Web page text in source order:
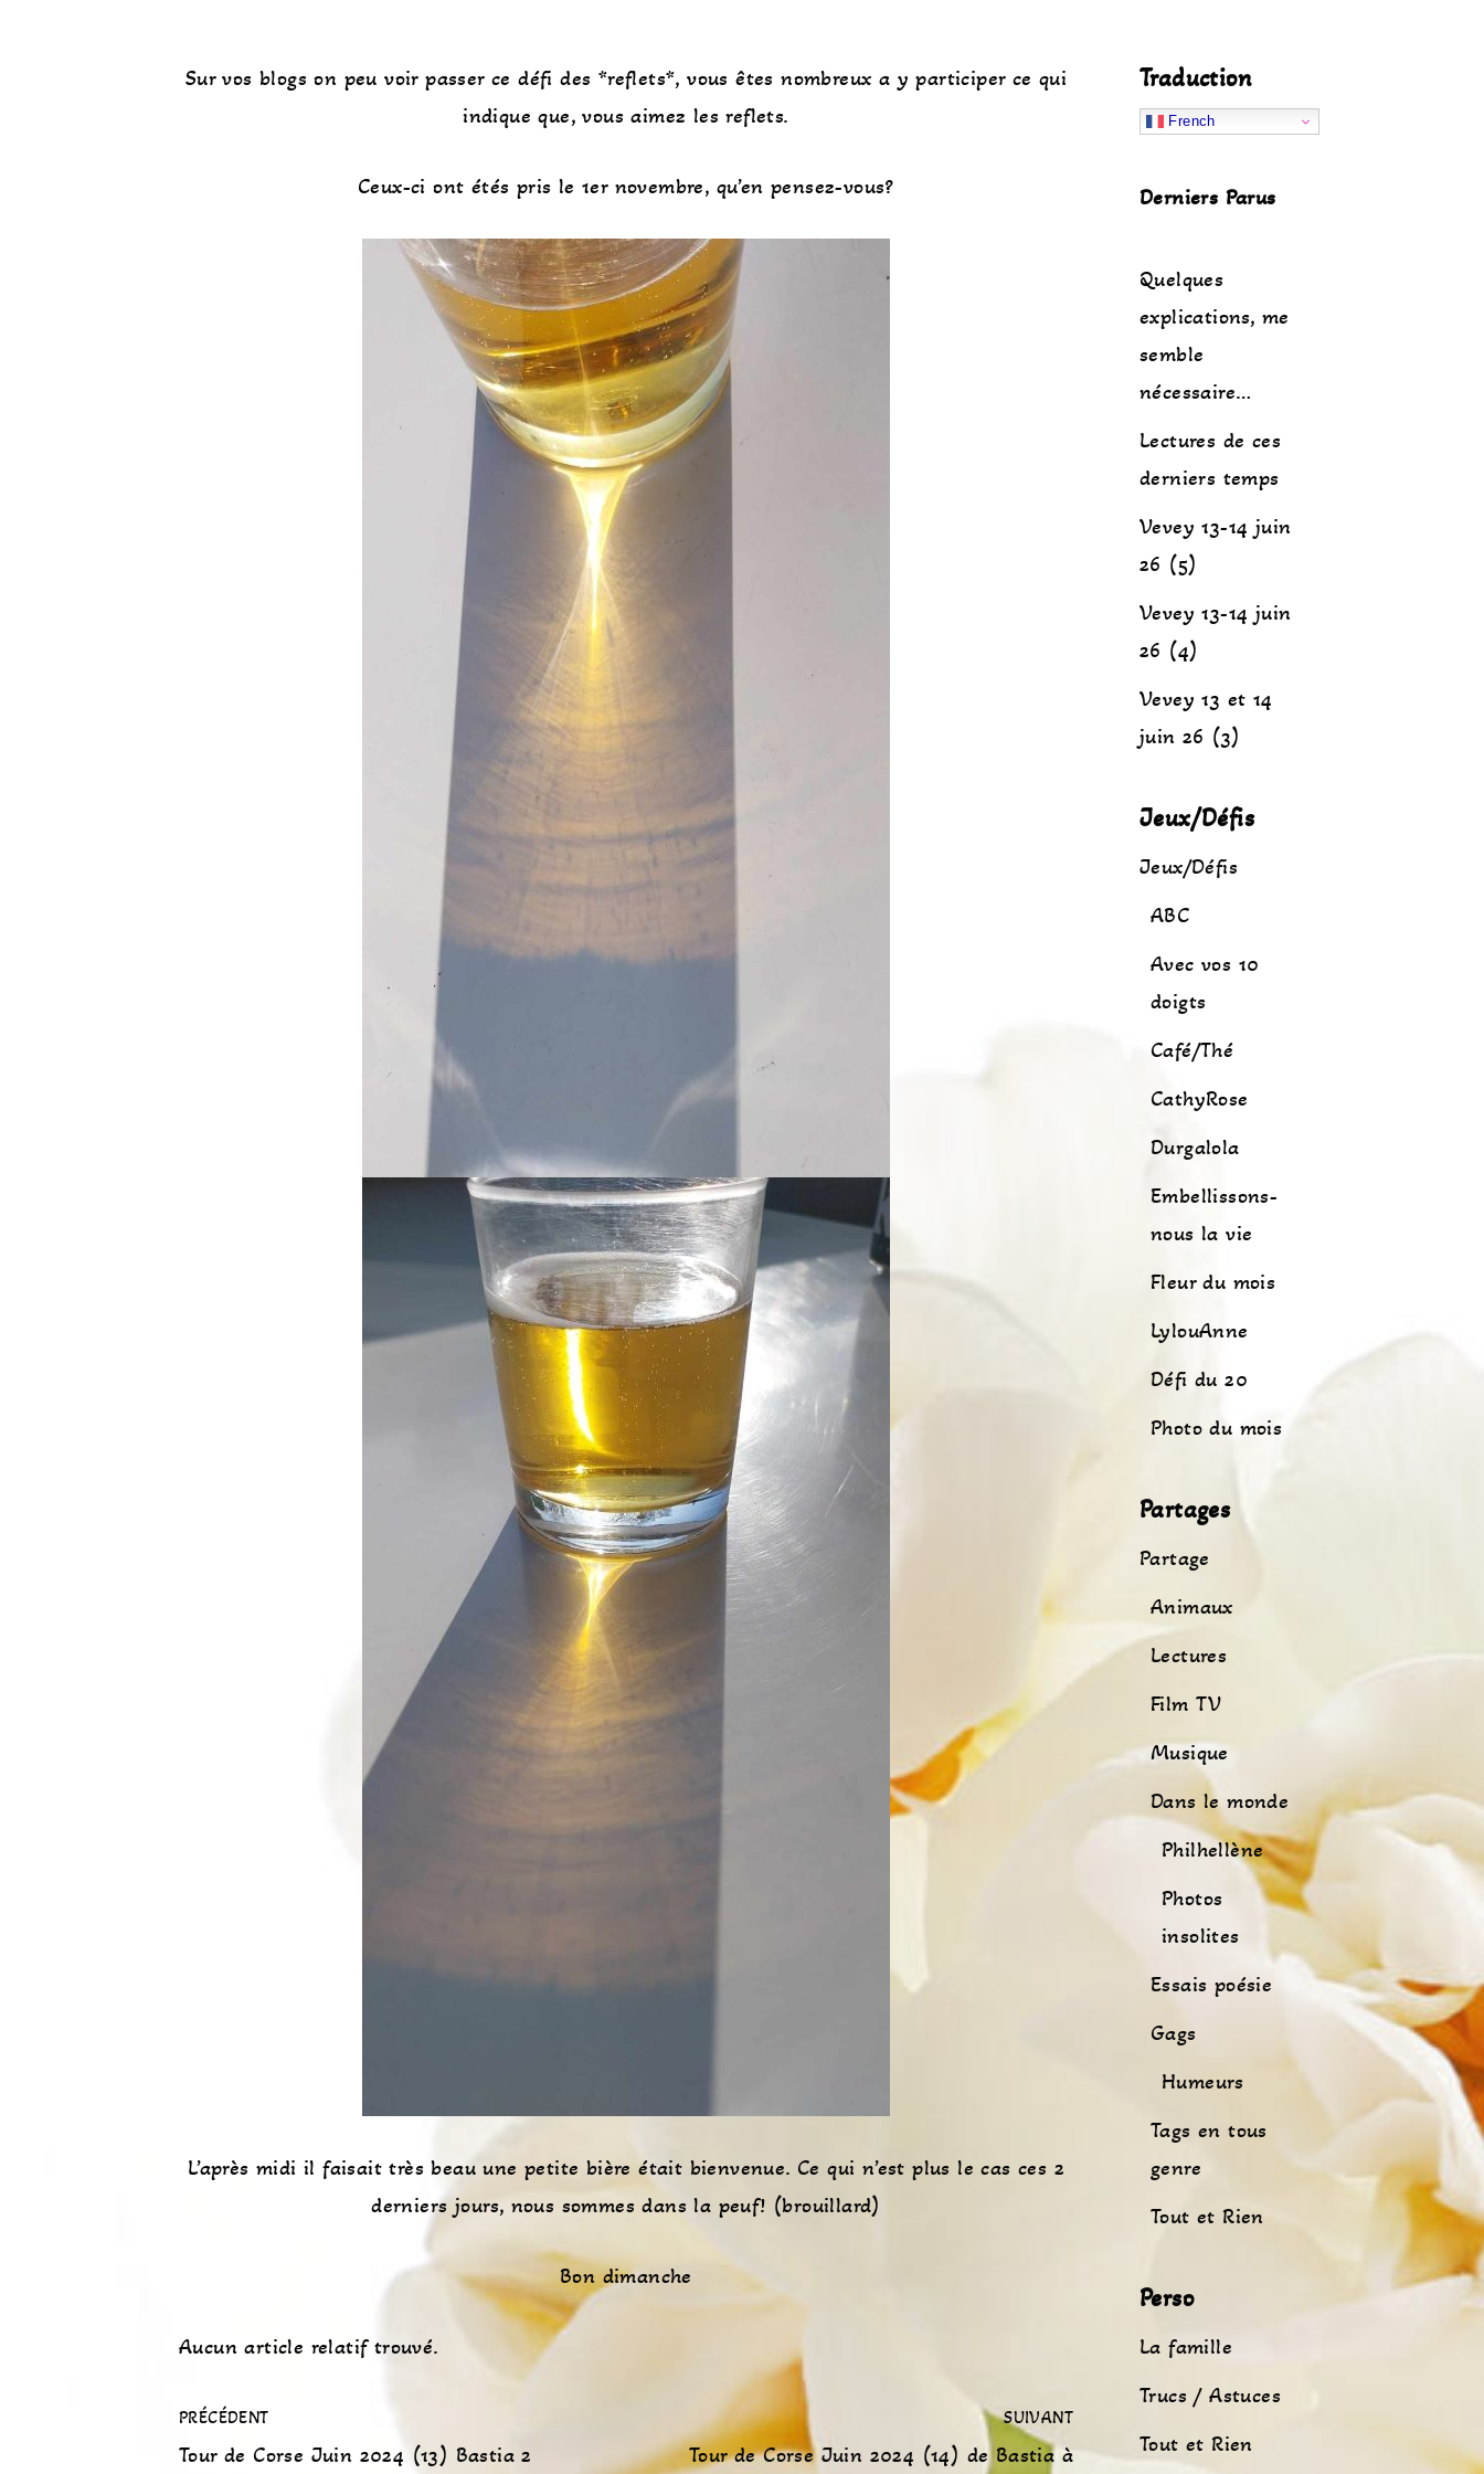
Sur vos blogs on peu voir passer ce défi des *reflets*, vous êtes nombreux a y participer ce qui
indique que, vous aimez les reflets.
Ceux-ci ont étés pris le 1er novembre, qu’en pensez-vous?
L’après midi il faisait très beau une petite bière était bienvenue. Ce qui n’est plus le cas ces 2
derniers jours, nous sommes dans la peuf! (brouillard)
Bon dimanche
Aucun article relatif trouvé.
PRÉCÉDENT
Tour de Corse Juin 2024 (13) Bastia 2
SUIVANT
Tour de Corse Juin 2024 (14) de Bastia à
Traduction
French
Derniers Parus
Quelques
explications, me
semble
nécessaire…
Lectures de ces
derniers temps
Vevey 13-14 juin
26 (5)
Vevey 13-14 juin
26 (4)
Vevey 13 et 14
juin 26 (3)
Jeux/Défis
Jeux/Défis
ABC
Avec vos 10
doigts
Café/Thé
CathyRose
Durgalola
Embellissons-
nous la vie
Fleur du mois
LylouAnne
Défi du 20
Photo du mois
Partages
Partage
Animaux
Lectures
Film TV
Musique
Dans le monde
Philhellène
Photos
insolites
Essais poésie
Gags
Humeurs
Tags en tous
genre
Tout et Rien
Perso
La famille
Trucs / Astuces
Tout et Rien